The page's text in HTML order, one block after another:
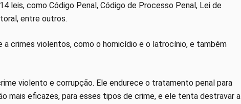
leis, como Código Penal, Código de Processo Penal, Lei de
entre outros.
crimes violentos, como o homicídio e o latrocínio, e também
violento e corrupção. Ele endurece o tratamento penal para
mais eficazes, para esses tipos de crime, e ele tenta destravar a